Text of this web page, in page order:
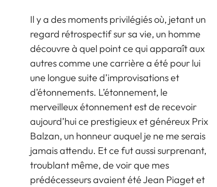
Il y a des moments privilégiés où, jetant un
regard rétrospectif sur sa vie, un homme
découvre à quel point ce qui apparaît aux
autres comme une carrière a été pour lui
une longue suite d’improvisations et
d’étonnements. L’étonnement, le
merveilleux étonnement est de recevoir
aujourd’hui ce prestigieux et généreux Prix
Balzan, un honneur auquel je ne me serais
jamais attendu. Et ce fut aussi surprenant,
troublant même, de voir que mes
prédécesseurs avaient été Jean Piaget et